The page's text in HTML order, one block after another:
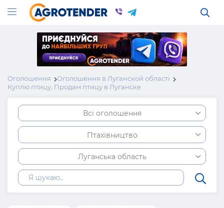
Оголошення
Оголошення в Луганской області
Куплю птицу, Продам птицу в Луганске
Всі оголошення
Птахівництво
Луганська область